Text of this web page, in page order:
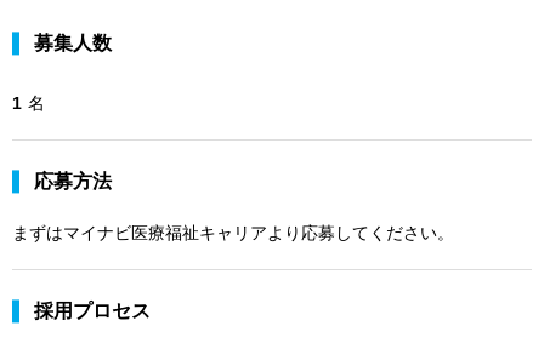
募集人数
1 名
応募方法
まずはマイナビ医療福祉キャリアより応募してください。
採用プロセス